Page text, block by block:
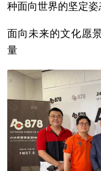
种面向世界的坚定姿
面向未来的文化愿
量